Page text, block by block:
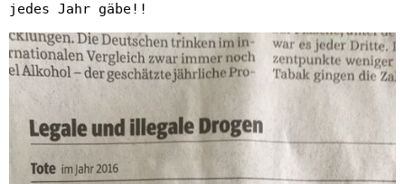
jedes Jahr gäbe!!